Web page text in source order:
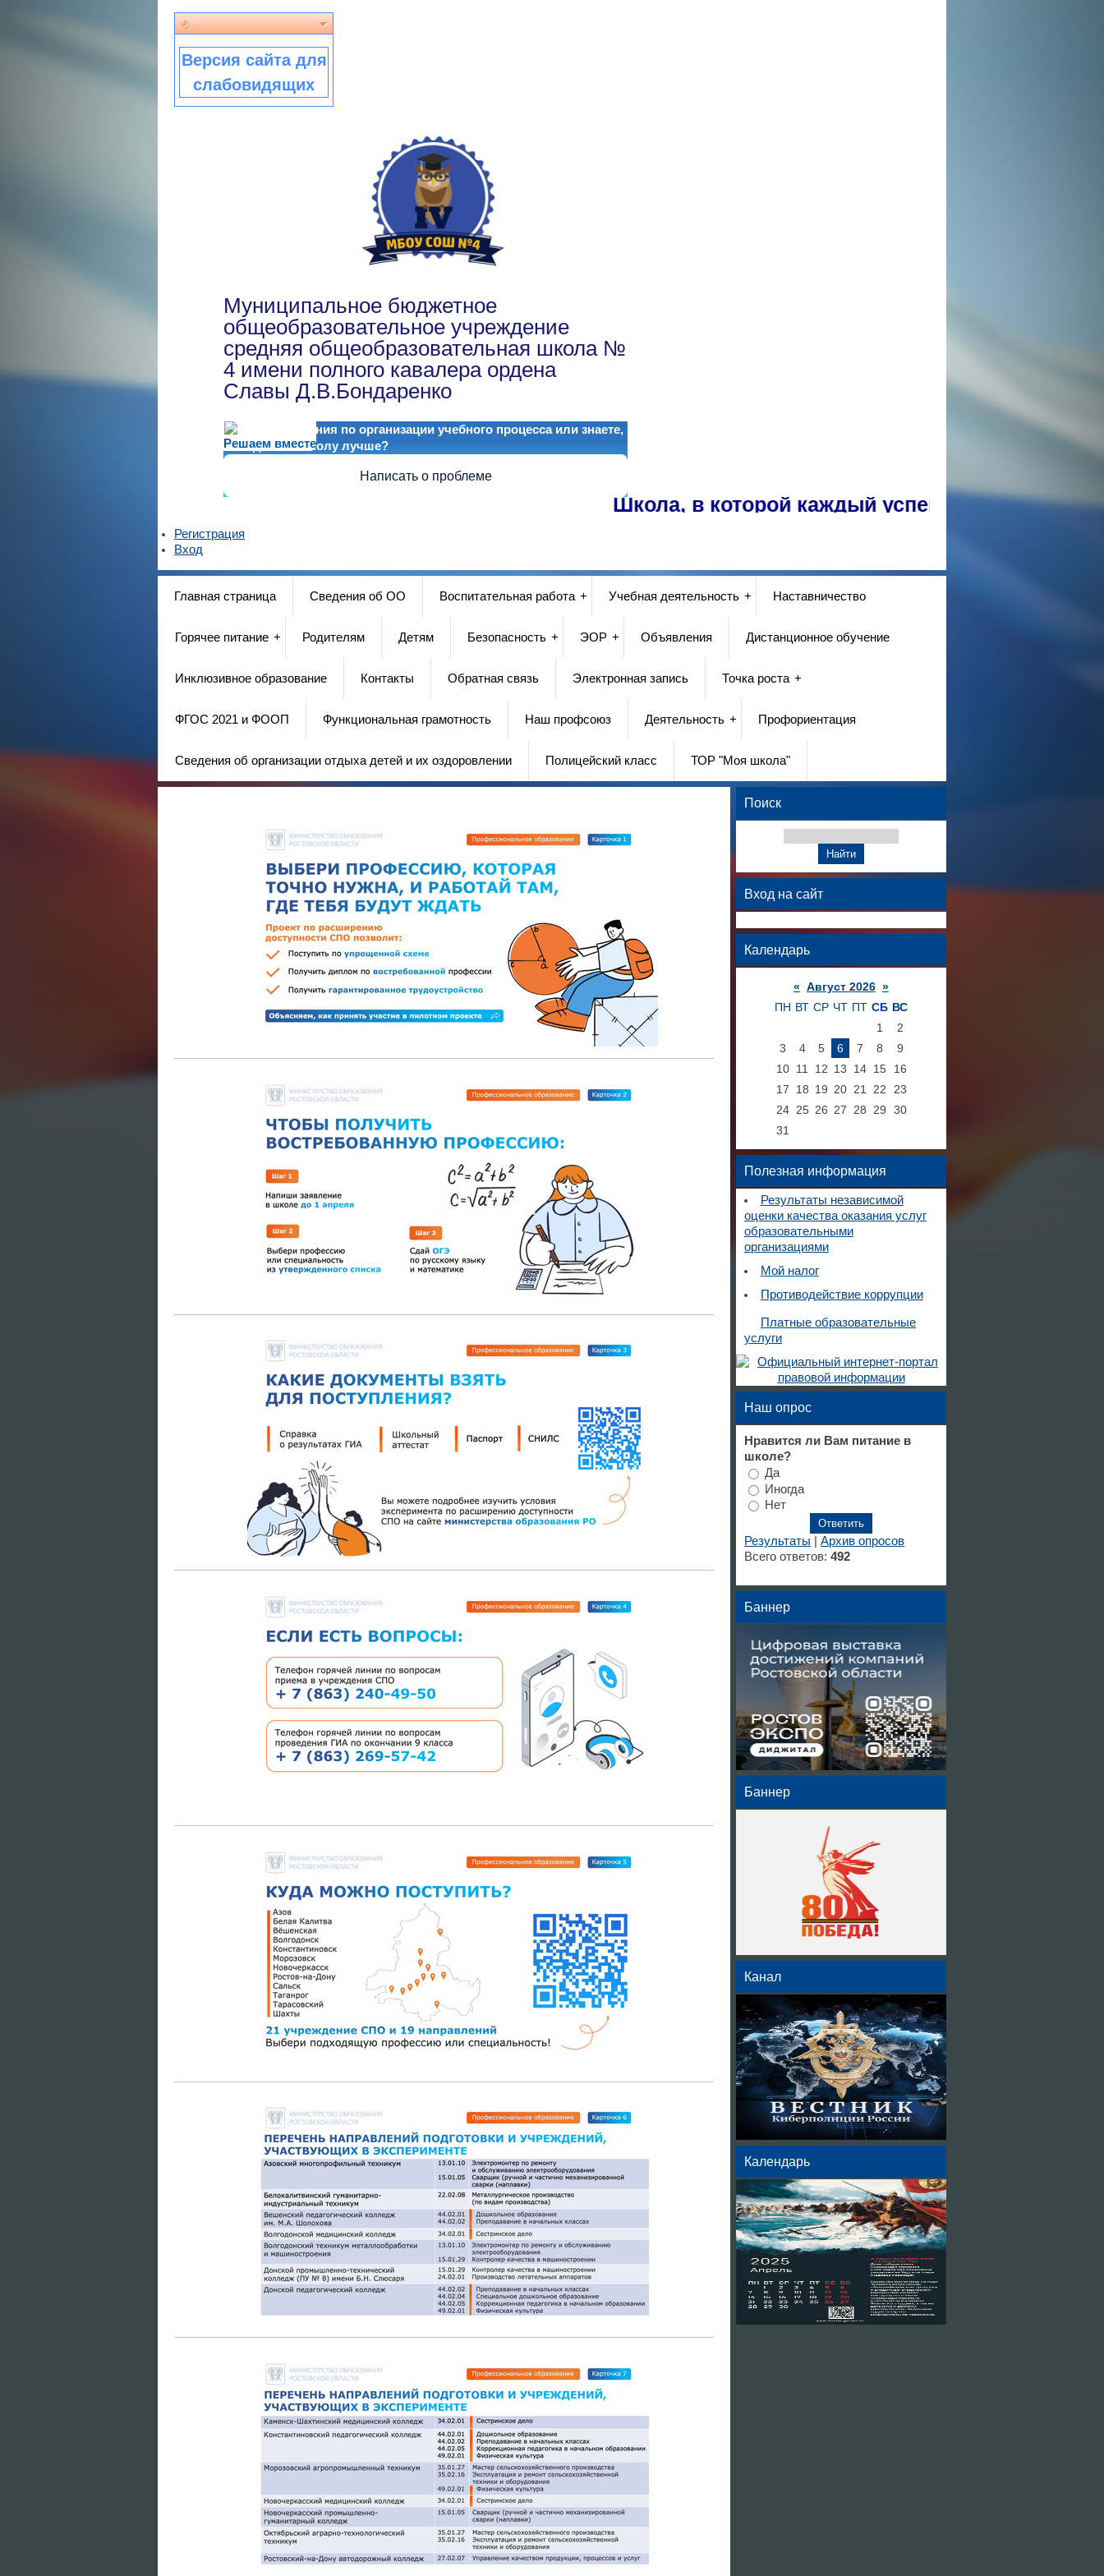
Версия сайта для
слабовидящих
Муниципальное бюджетное
общеобразовательное учреждение
средняя общеобразовательная школа №
4 имени полного кавалера ордена
Славы Д.В.Бондаренко
Решаем вместе
Есть предложения по организации учебного процесса или знаете,
как сделать школу лучше?
Написать о проблеме
Школа, в которой каждый успешен!
Регистрация
Вход
Главная страница Сведения об ОО Воспитательная работа Учебная деятельность Наставничество
Горячее питание Родителям Детям Безопасность ЭОР Объявления Дистанционное обучение
Инклюзивное образование Контакты Обратная связь Электронная запись Точка роста
ФГОС 2021 и ФООП Функциональная грамотность Наш профсоюз Деятельность Профориентация
Сведения об организации отдыха детей и их оздоровлении Полицейский класс ТОР "Моя школа"
Поиск
Вход на сайт
Календарь
« Август 2026 »
ПН ВТ СР ЧТ ПТ СБ ВС
1
2
3
4 5 6 7 8
9
10 11 12 13 14 15
16
17
18 19 20 21 22
23
24 25 26 27 28 29
30
31
Полезная информация
Результаты независимой
оценки качества оказания услуг
образовательными
организациями
Мой налог
Противодействие коррупции
Платные образовательные
услуги
Наш опрос
Нравится ли Вам питание в
школе?
Да
Иногда
Нет
Результаты
Архив опросов
Всего ответов: 492
Баннер
Баннер
Канал
Календарь